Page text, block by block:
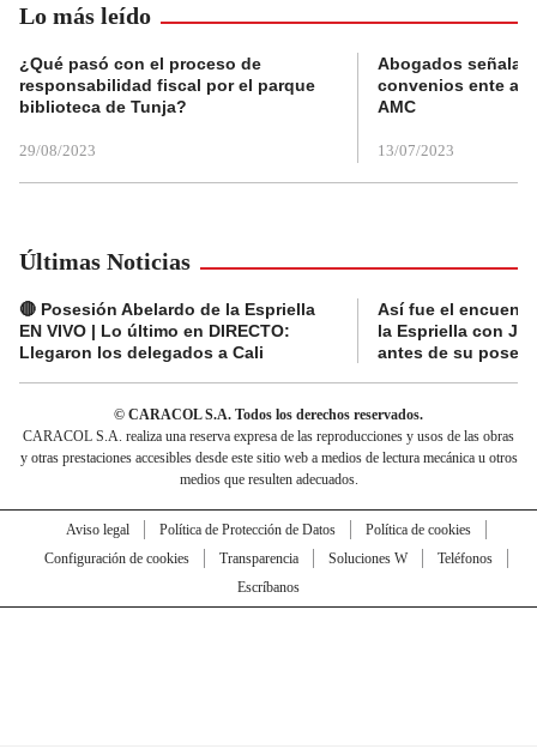
Lo más leído
¿Qué pasó con el proceso de
responsabilidad fiscal por el parque
biblioteca de Tunja?
29/08/2023
Abogados
convenios ente
AMC
13/07/2023
Últimas Noticias
🔴 Posesión Abelardo de la Espriella
EN VIVO | Lo último en DIRECTO:
Llegaron los delegados a Cali
Así fue el
la Espriella con
antes de su
© CARACOL S.A. Todos los derechos reservados.
CARACOL S.A. realiza una reserva expresa de las reproducciones y usos de las obras
y otras prestaciones accesibles desde este sitio web a medios de lectura mecánica u otros
medios que resulten adecuados.
Aviso legal Política de Protección de Datos
Política de cookies
Configuración de cookies
Transparencia Soluciones W
Teléfonos
Escríbanos